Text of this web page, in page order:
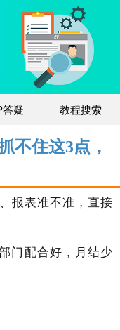
疑 教程搜索
不住这3点，
报表准不准，直接
门配合好，月结少